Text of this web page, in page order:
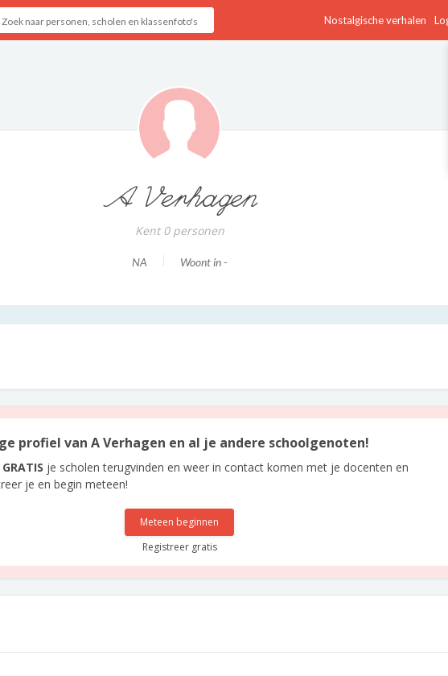
Nostalgische verhalen
A Verhagen
Kent 0 personen
NA Woont in -
profiel van A Verhagen en al je andere schoolgenoten!
GRATIS je scholen terugvinden en weer in contact komen met je docenten en
je en begin meteen!
Meteen beginnen
Registreer gratis